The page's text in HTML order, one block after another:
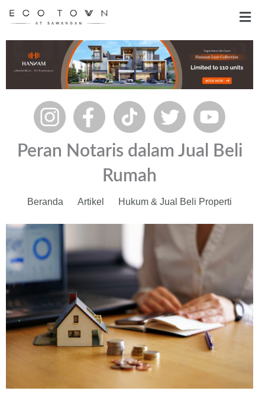
Peran Notaris dalam Jual Beli
Rumah
Beranda Artikel Hukum & Jual Beli Properti